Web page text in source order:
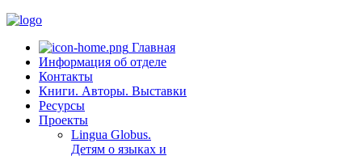
Главная
Информация об отделе
Контакты
Книги. Авторы. Выставки
Ресурсы
Проекты
Lingua Globus.
Детям о языках и